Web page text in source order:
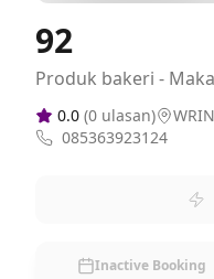
92
Produk bakeri -
0.0 (0 ulasan)
085363923124
Inactive Booking